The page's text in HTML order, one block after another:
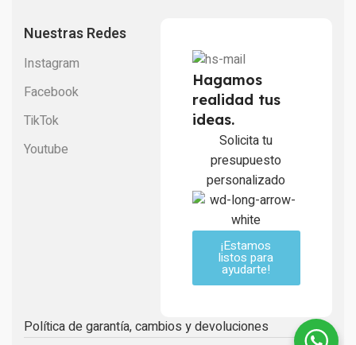
Nuestras Redes
Instagram
Facebook
TikTok
Youtube
Hagamos
realidad tus
ideas.
Solicita tu
presupuesto
personalizado
¡Estamos
listos para
ayudarte!
Política de garantía, cambios y devoluciones